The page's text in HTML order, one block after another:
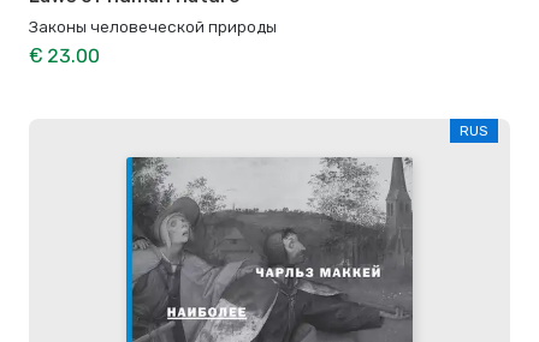
Законы человеческой природы
€ 23.00
RUS